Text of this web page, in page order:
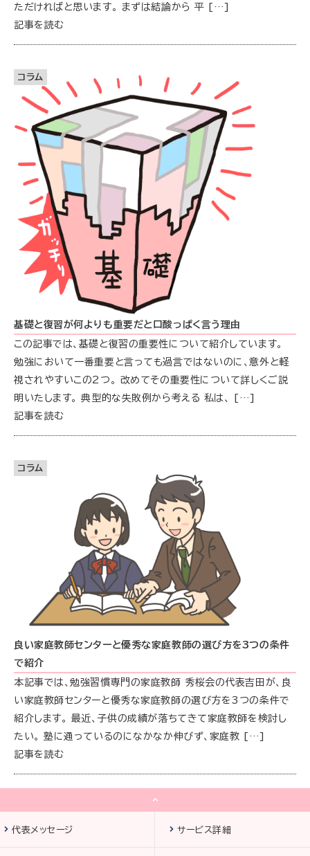
ただければと思います。 まずは結論から 平 […]
記事を読む
コラム
基礎と復習が何よりも重要だと口酸っぱく言う理由
この記事では、基礎と復習の重要性について紹介しています。
勉強において一番重要と言っても過言ではないのに、意外と軽
視されやすいこの2つ。 改めてその重要性について詳しくご説
明いたします。 典型的な失敗例から考える 私は、 […]
記事を読む
コラム
良い家庭教師センターと優秀な家庭教師の選び方を3つの条件
で紹介
本記事では、勉強習慣専門の家庭教師 秀桜会の代表吉田が、良
い家庭教師センターと優秀な家庭教師の選び方を3つの条件で
紹介します。 最近、子供の成績が落ちてきて家庭教師を検討し
たい。 塾に通っているのになかなか伸びず、家庭教 […]
記事を読む
代表メッセージ サービス詳細